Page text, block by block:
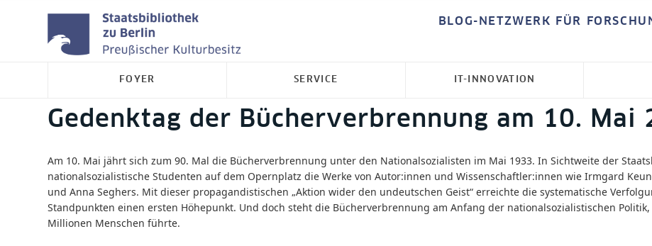
BLOG-NETZWERK FÜR
FOYER SERVICE IT-INNOVATION
Gedenktag der Bücherverbrennung am 10. Mai
Am 10. Mai jährt sich zum 90. Mal die Bücherverbrennung unter den Nationalsozialisten im Mai 1933. In Sichtweite der
nationalsozialistische Studenten auf dem Opernplatz die Werke von Autor:innen und Wissenschaftler:innen wie Irmgard
und Anna Seghers. Mit dieser propagandistischen „Aktion wider den undeutschen Geist“ erreichte die systematische
Standpunkten einen ersten Höhepunkt. Und doch steht die Bücherverbrennung am Anfang der nationalsozialistischen
Millionen Menschen führte.